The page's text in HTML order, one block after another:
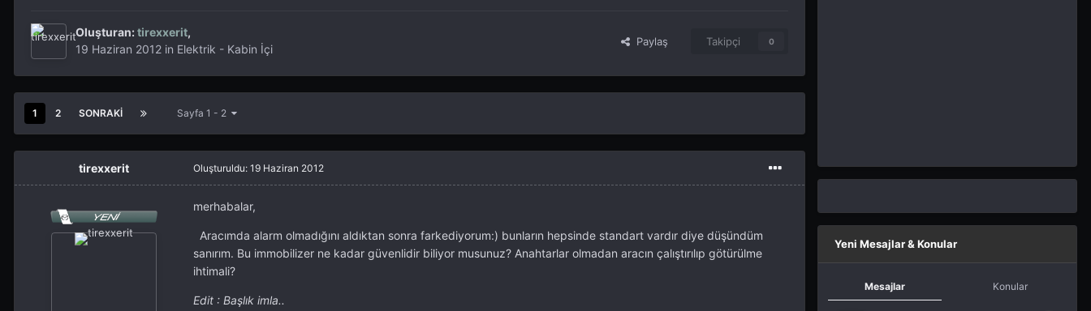
Oluşturan:tirexxerit,
19 Haziran 2012 in Elektrik - Kabin İçi
Paylaş Takipçi 0
1 2 SONRAKI Sayfa 1 - 2
tirexxerit Oluşturuldu: 19 Haziran 2012
merhabalar,
Aracımda alarm olmadığını aldıktan sonra farkediyorum:) bunların hepsinde standart vardır diye düşündüm
sanırım. Bu immobilizer ne kadar güvenlidir biliyor musunuz? Anahtarlar olmadan aracın çalıştırılıp götürülme
ihtimali?
Edit : Başlık imla..
Yeni Mesajlar & Konular
Mesajlar Konular